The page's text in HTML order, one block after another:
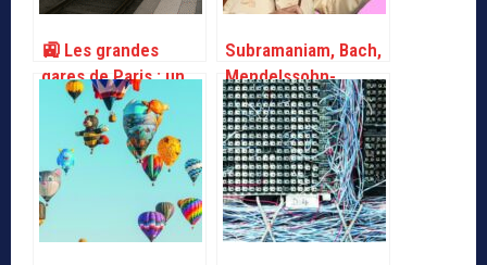
🚉 Les grandes
gares de Paris : un
guide pratique
Subramaniam, Bach,
Mendelssohn-
Bartholdy